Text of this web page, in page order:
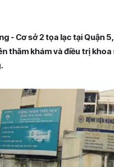
- Cơ sở 2 tọa lạc tại Quận
thăm khám và điều trị khoa